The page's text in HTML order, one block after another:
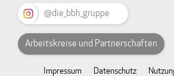
@die_bbh_gruppe
Arbeitskreise und Partnerschaften
Impressum Datenschutz